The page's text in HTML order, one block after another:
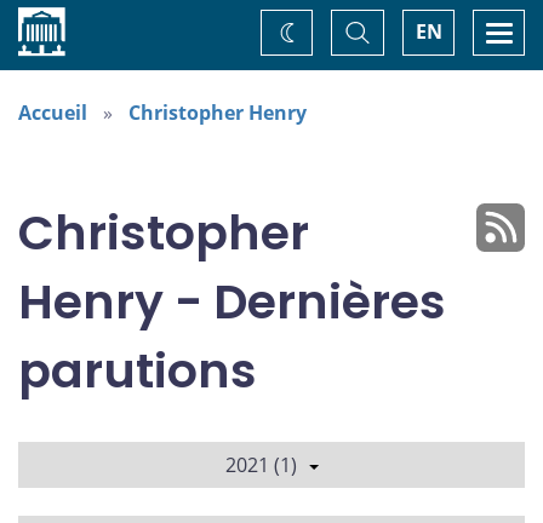
Accueil EN
Basculer
la
recherche
Changez
de
Accueil Christopher Henry
Christopher
Henry - Dernières
parutions
2021 (1)